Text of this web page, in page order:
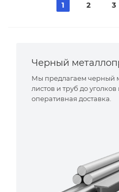
1 2 3
Черный
Мы предлагаем черный
листов и труб до
оперативная доставка.